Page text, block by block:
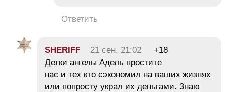
Ответить
SHERIFF 21 сен, 21:02
+18
Детки ангелы Адель простите
нас и тех кто сэкономил на ваших жизнях
или попросту украл их деньгами. Знаю